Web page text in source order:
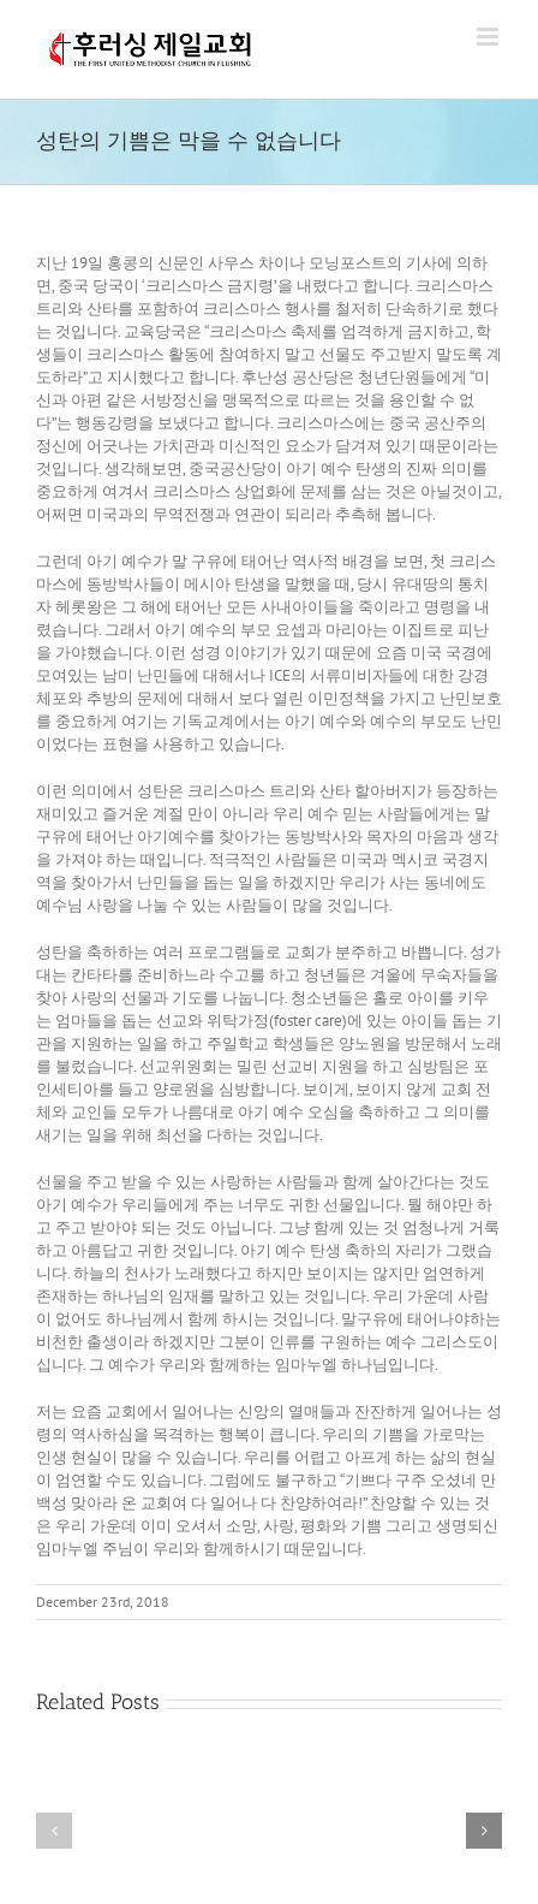
성탄의 기쁨은 막을 수 없습니다
지난 19일 홍콩의 신문인 사우스 차이나 모닝포스트의 기사에 의하
면, 중국 당국이 ‘크리스마스 금지령’을 내렸다고 합니다. 크리스마스
트리와 산타를 포함하여 크리스마스 행사를 철저히 단속하기로 했다
는 것입니다. 교육당국은 “크리스마스 축제를 엄격하게 금지하고, 학
생들이 크리스마스 활동에 참여하지 말고 선물도 주고받지 말도록 계
도하라”고 지시했다고 합니다. 후난성 공산당은 청년단원들에게 “미
신과 아편 같은 서방정신을 맹목적으로 따르는 것을 용인할 수 없
다”는 행동강령을 보냈다고 합니다. 크리스마스에는 중국 공산주의
정신에 어긋나는 가치관과 미신적인 요소가 담겨져 있기 때문이라는
것입니다. 생각해보면, 중국공산당이 아기 예수 탄생의 진짜 의미를
중요하게 여겨서 크리스마스 상업화에 문제를 삼는 것은 아닐것이고,
어쩌면 미국과의 무역전쟁과 연관이 되리라 추측해 봅니다.
그런데 아기 예수가 말 구유에 태어난 역사적 배경을 보면, 첫 크리스
마스에 동방박사들이 메시아 탄생을 말했을 때, 당시 유대땅의 통치
자 헤롯왕은 그 해에 태어난 모든 사내아이들을 죽이라고 명령을 내
렸습니다. 그래서 아기 예수의 부모 요셉과 마리아는 이집트로 피난
을 가야했습니다. 이런 성경 이야기가 있기 때문에 요즘 미국 국경에
모여있는 남미 난민들에 대해서나 ICE의 서류미비자들에 대한 강경
체포와 추방의 문제에 대해서 보다 열린 이민정책을 가지고 난민보호
를 중요하게 여기는 기독교계에서는 아기 예수와 예수의 부모도 난민
이었다는 표현을 사용하고 있습니다.
이런 의미에서 성탄은 크리스마스 트리와 산타 할아버지가 등장하는
재미있고 즐거운 계절 만이 아니라 우리 예수 믿는 사람들에게는 말
구유에 태어난 아기예수를 찾아가는 동방박사와 목자의 마음과 생각
을 가져야 하는 때입니다. 적극적인 사람들은 미국과 멕시코 국경지
역을 찾아가서 난민들을 돕는 일을 하겠지만 우리가 사는 동네에도
예수님 사랑을 나눌 수 있는 사람들이 많을 것입니다.
성탄을 축하하는 여러 프로그램들로 교회가 분주하고 바쁩니다. 성가
대는 칸타타를 준비하느라 수고를 하고 청년들은 겨울에 무숙자들을
찾아 사랑의 선물과 기도를 나눕니다. 청소년들은 홀로 아이를 키우
는 엄마들을 돕는 선교와 위탁가정(foster care)에 있는 아이들 돕는 기
관을 지원하는 일을 하고 주일학교 학생들은 양노원을 방문해서 노래
를 불렀습니다. 선교위원회는 밀린 선교비 지원을 하고 심방팀은 포
인세티아를 들고 양로원을 심방합니다. 보이게, 보이지 않게 교회 전
체와 교인들 모두가 나름대로 아기 예수 오심을 축하하고 그 의미를
새기는 일을 위해 최선을 다하는 것입니다.
선물을 주고 받을 수 있는 사랑하는 사람들과 함께 살아간다는 것도
아기 예수가 우리들에게 주는 너무도 귀한 선물입니다. 뭘 해야만 하
고 주고 받아야 되는 것도 아닙니다. 그냥 함께 있는 것 엄청나게 거룩
하고 아름답고 귀한 것입니다. 아기 예수 탄생 축하의 자리가 그랬습
니다. 하늘의 천사가 노래했다고 하지만 보이지는 않지만 엄연하게
존재하는 하나님의 임재를 말하고 있는 것입니다. 우리 가운데 사람
이 없어도 하나님께서 함께 하시는 것입니다. 말구유에 태어나야하는
비천한 출생이라 하겠지만 그분이 인류를 구원하는 예수 그리스도이
십니다. 그 예수가 우리와 함께하는 임마누엘 하나님입니다.
저는 요즘 교회에서 일어나는 신앙의 열매들과 잔잔하게 일어나는 성
령의 역사하심을 목격하는 행복이 큽니다. 우리의 기쁨을 가로막는
인생 현실이 많을 수 있습니다. 우리를 어렵고 아프게 하는 삶의 현실
이 엄연할 수도 있습니다. 그럼에도 불구하고 “기쁘다 구주 오셨네 만
백성 맞아라 온 교회여 다 일어나 다 찬양하여라!” 찬양할 수 있는 것
은 우리 가운데 이미 오셔서 소망, 사랑, 평화와 기쁨 그리고 생명되신
임마누엘 주님이 우리와 함께하시기 때문입니다.
December 23rd, 2018
Related Posts